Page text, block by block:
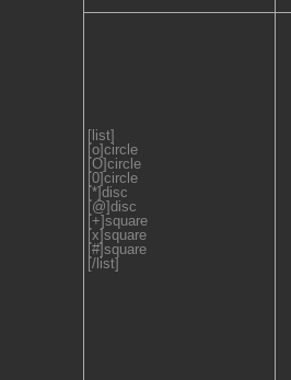
[list]
[o]circle
[O]circle
[0]circle
[*]disc
[@]disc
[+]square
[x]square
[#]square
[/list]